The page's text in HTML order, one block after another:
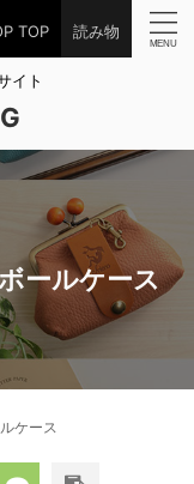
TOP 読み物
イト
ールケース
ケース